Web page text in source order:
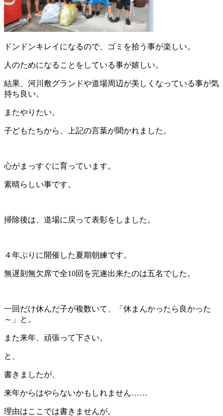
ドンドンキレイになるので、ゴミを拾う事が楽しい。
人のためになることをしている事が嬉しい。
結果、河川敷グランドや道場周辺が美しくなっている事が気
持ち良い。
またやりたい。
子どもたちから、上記の言葉が聞かれました。
心がまっすぐに育っています。
素晴らしい事です。
掃除後は、道場に戻って表彰をしました。
４年ぶりに開催した夏期朝練です。
無遅刻無欠席で全10回を完遂出来たのは五名でした。
一回だけ休んだ子が複数いて、「休まんかったら良かった
～」と。
また来年、頑張って下さい。
と、
書きましたが、
来年からはやらないかもしれません……
理由はここでは書きませんが。